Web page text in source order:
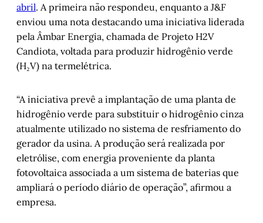
abril. A primeira não respondeu, enquanto a J&F
enviou uma nota destacando uma iniciativa liderada
pela Âmbar Energia, chamada de Projeto H2V
Candiota, voltada para produzir hidrogênio verde
(H₂V) na termelétrica.
“A iniciativa prevê a implantação de uma planta de
hidrogênio verde para substituir o hidrogênio cinza
atualmente utilizado no sistema de resfriamento do
gerador da usina. A produção será realizada por
eletrólise, com energia proveniente da planta
fotovoltaica associada a um sistema de baterias que
ampliará o período diário de operação”, afirmou a
empresa.